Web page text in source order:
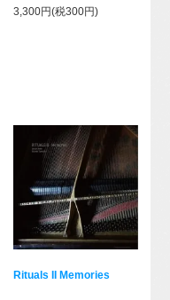
3,300円(税300円)
Rituals II Memories